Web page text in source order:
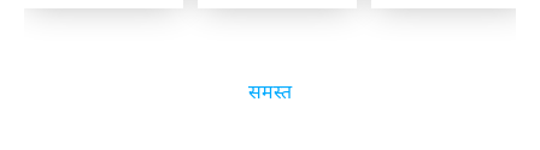
समस्त